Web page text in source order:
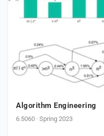
Algorithm Engineering
6.5060 · Spring 2023